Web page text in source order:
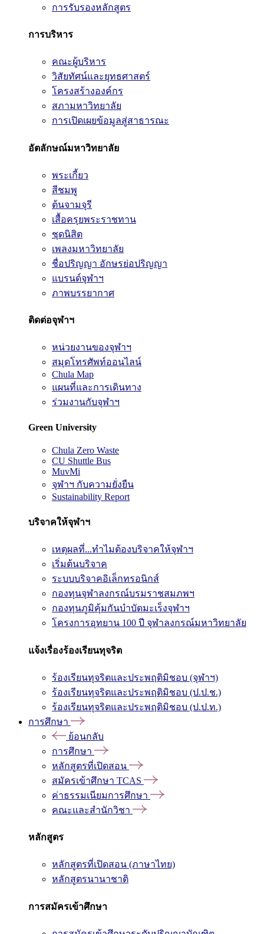
การรับรองหลักสูตร
การบริหาร
คณะผู้บริหาร
วิสัยทัศน์และยุทธศาสตร์
โครงสร้างองค์กร
สภามหาวิทยาลัย
การเปิดเผยข้อมูลสู่สาธารณะ
อัตลักษณ์มหาวิทยาลัย
พระเกี้ยว
สีชมพู
ต้นจามจุรี
เสื้อครุยพระราชทาน
ชุดนิสิต
เพลงมหาวิทยาลัย
ชื่อปริญญา อักษรย่อปริญญา
แบรนด์จุฬาฯ
ภาพบรรยากาศ
ติดต่อจุฬาฯ
หน่วยงานของจุฬาฯ
สมุดโทรศัพท์ออนไลน์
Chula Map
แผนที่และการเดินทาง
ร่วมงานกับจุฬาฯ
Green University
Chula Zero Waste
CU Shuttle Bus
MuvMi
จุฬาฯ กับความยั่งยืน
Sustainability Report
บริจาคให้จุฬาฯ
เหตุผลที่...ทำไมต้องบริจาคให้จุฬาฯ
เริ่มต้นบริจาค
ระบบบริจาคอิเล็กทรอนิกส์
กองทุนจุฬาลงกรณ์บรมราชสมภพฯ
กองทุนภูมิคุ้มกันบำบัดมะเร็งจุฬาฯ
โครงการอุทยาน 100 ปี จุฬาลงกรณ์มหาวิทยาลัย
แจ้งเรื่องร้องเรียนทุจริต
ร้องเรียนทุจริตและประพฤติมิชอบ (จุฬาฯ)
ร้องเรียนทุจริตและประพฤติมิชอบ (ป.ป.ช.)
ร้องเรียนทุจริตและประพฤติมิชอบ (ป.ป.ท.)
การศึกษา
ย้อนกลับ
การศึกษา
หลักสูตรที่เปิดสอน
สมัครเข้าศึกษา TCAS
ค่าธรรมเนียมการศึกษา
คณะและสำนักวิชา
หลักสูตร
หลักสูตรที่เปิดสอน (ภาษาไทย)
หลักสูตรนานาชาติ
การสมัครเข้าศึกษา